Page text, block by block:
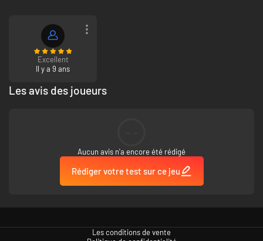
Excellent
Il y a 9 ans
Les avis des joueurs
Aucun avis n'a encore été rédigé
Rédiger votre test sur ce jeu
Les conditions de vente